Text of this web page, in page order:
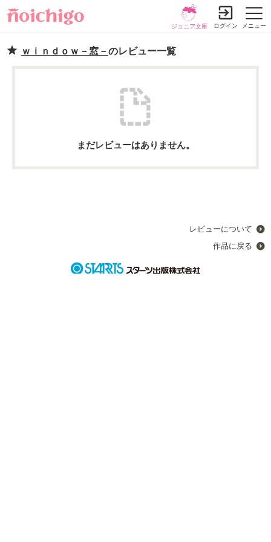
メニュー
ジュニア文庫 ログイン
ｗｉｎｄｏｗ－窓－のレビュー一覧
まだレビューはありません。
レビューについて
作品に戻る